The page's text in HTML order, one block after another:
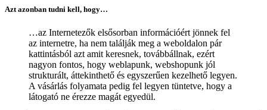
Azt azonban tudni kell, hogy…
…az Internetezők elsősorban információért jönnek fel
az internetre, ha nem találják meg a weboldalon pár
kattintásból azt amit keresnek, továbbállnak, ezért
nagyon fontos, hogy weblapunk, webshopunk jól
strukturált, áttekinthető és egyszerűen kezelhető legyen.
A vásárlás folyamata pedig fel legyen tüntetve, hogy a
látogató ne érezze magát egyedül.